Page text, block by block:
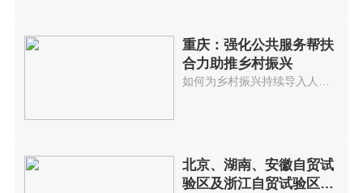
重庆：强化公共服务帮扶
合力助推乡村振兴
北京、湖南、安徽自贸试
验区及浙江自贸试验区扩